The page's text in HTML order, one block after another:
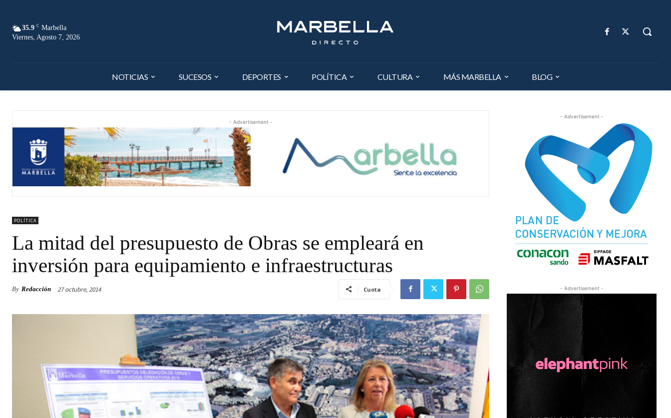
35.9 C Marbella
Viernes, Agosto 7, 2026
NOTICIAS SUCESOS DEPORTES POLÍTICA CULTURA MÁS MARBELLA BLOG
- Advertisement -
POLÍTICA
La mitad del presupuesto de Obras se empleará en
inversión para equipamiento e infraestructuras
By Redacción 27 octubre, 2014 Cuota
- Advertisement -
- Advertisement -